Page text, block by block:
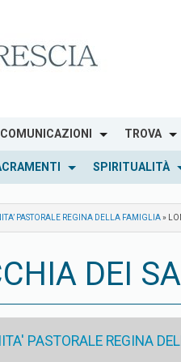
COMUNICAZIONI TROVA
SPIRITUALITÀ
PASTORALE REGINA DELLA FAMIGLIA»
DEI
PASTORALE REGINA